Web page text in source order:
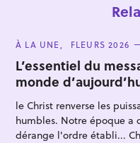
C
T
E
G
O
R
I
E
S
À LA UNE FLEURS 2026
L’essentiel du
monde
le Christ renverse les
humbles. Notre époque a
dérange l'ordre établi...